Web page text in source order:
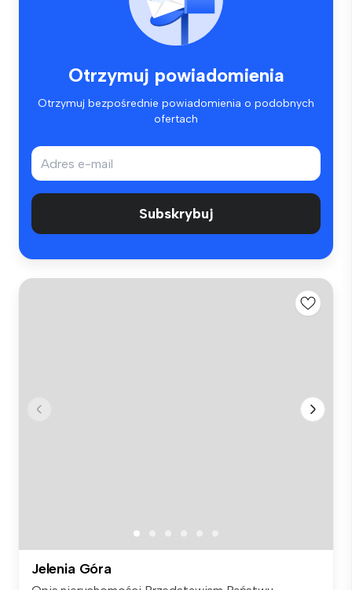
Otrzymuj powiadomienia
Otrzymuj bezpośrednie powiadomienia o podobnych
ofertach
Subskrybuj
Jelenia Góra